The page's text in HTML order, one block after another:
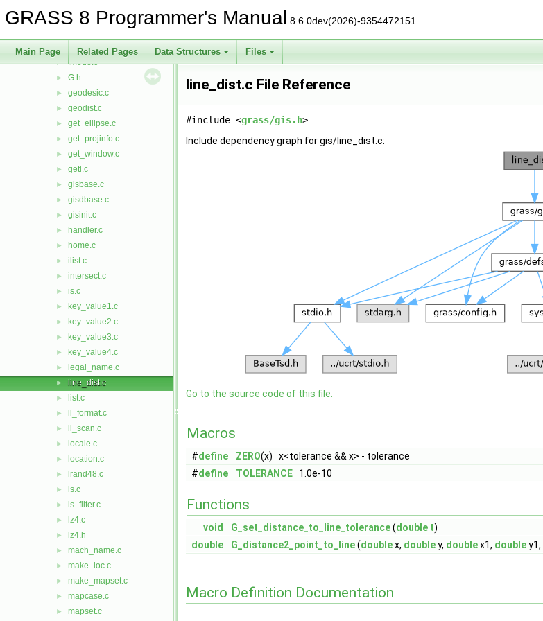
GRASS 8 Programmer's Manual 8.6.0dev(2026)-9354472151
Main Page Related Pages Data Structures Files
► find_rast.c
find_vect.c
► fmode.c
► G.h
► geodesic.c
► geodist.c
► get_ellipse.c
► get_projinfo.c
► get_window.c
► getl.c
► gisbase.c
► gisdbase.c
► gisinit.c
► handler.c
► home.c
► ilist.c
► intersect.c
► is.c
► key_value1.c
► key_value2.c
► key_value3.c
► key_value4.c
► legal_name.c
► line_dist.c
► list.c
► ll_format.c
► ll_scan.c
► locale.c
► location.c
► lrand48.c
► ls.c
► ls_filter.c
► lz4.c
► lz4.h
► mach_name.c
► make_loc.c
► make_mapset.c
► mapcase.c
► mapset.c
line_dist.c File Reference
#include <grass/gis.h>
Include dependency graph for gis/line_dist.c:
Go to the source code of this file.
Macros
#define ZERO(x) x<tolerance && x> - tolerance
#define TOLERANCE 1.0e-10
Functions
void G_set_distance_to_line_tolerance(double t)
double
G_distance2_point_to_line(doublex, doubley, doublex1, doubley1,
Macro Definition Documentation